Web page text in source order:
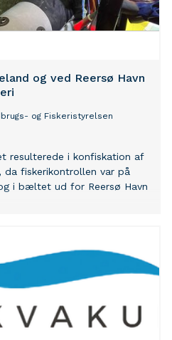
og ved Reersø Havn
og Fiskeristyrelsen
resulterede i konfiskation af
da fiskerikontrollen var på
i bæltet ud for Reersø Havn